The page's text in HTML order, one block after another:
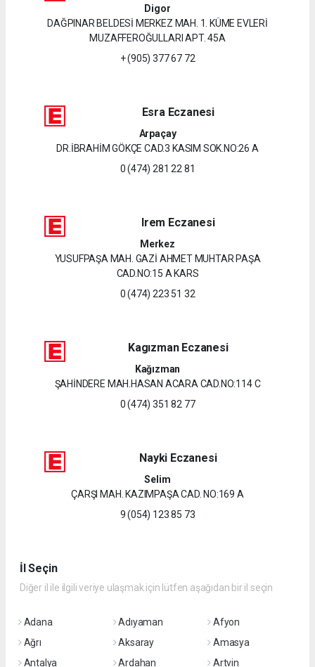
Digor
DAĞPINAR BELDESİ MERKEZ MAH. 1. KÜME EVLERİ
MUZAFFEROĞULLARI APT. 45A
+ (905) 377 67 72
Esra Eczanesi
Arpaçay
DR.İBRAHİM GÖKÇE CAD.3 KASIM SOK.NO:26 A
0 (474) 281 22 81
Irem Eczanesi
Merkez
YUSUFPAŞA MAH. GAZİ AHMET MUHTAR PAŞA
CAD.NO:15 A KARS
0 (474) 223 51 32
Kagızman Eczanesi
Kağızman
ŞAHİNDERE MAH.HASAN ACARA CAD.NO:114 C
0 (474) 351 82 77
Nayki Eczanesi
Selim
ÇARŞI MAH. KAZIMPAŞA CAD. NO:169 A
9 (054) 123 85 73
İl Seçin
Diğer il ile ilgili veriye ulaşmak için lütfen aşağıdan bir il seçin
Adana Adıyaman
Afyon
Ağrı
Aksaray
Amasya
Antalya
Ardahan
Artvin